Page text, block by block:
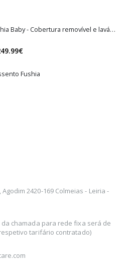
5
Colchão Fushia Baby - Cobertura removível e lavável
5 €Price
199.99€
Fushia
Agodim 2420-169 Colmeias - Leiria -
da chamada para rede fixa será de
tarifário contratado)